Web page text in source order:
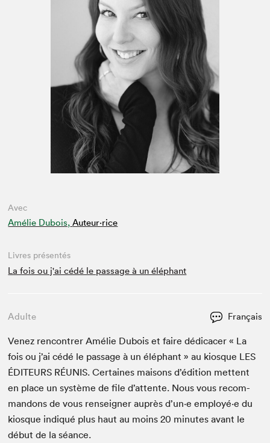
Avec
Amélie Dubois, Auteur·rice
Livres présentés
La fois ou j'ai cédé le passage à un éléphant
Adulte Français
Venez ren­con­tr­er Amélie Dubois et faire dédi­cac­er « La
fois ou j’ai cédé le pas­sage à un éléphant » au kiosque LES
ÉDI­TEURS RÉU­NIS. Cer­taines maisons d’édi­tion met­tent
en place un sys­tème de file d’at­tente. Nous vous recom­
man­dons de vous ren­seign­er auprès d’un·e employé·e du
kiosque indiqué plus haut au moins20 min­utes avant le
début de la séance.